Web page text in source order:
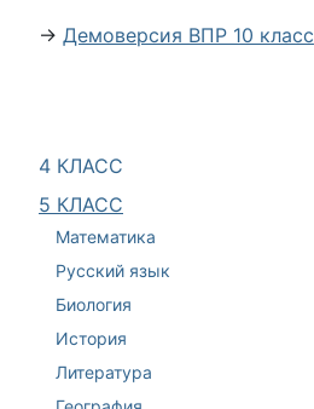
4 КЛАСС
5 КЛАСС
Математика
Русский язык
Биология
История
Литература
→ Демоверсия ВПР 10 класс